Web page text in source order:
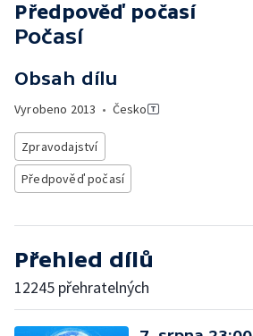
Předpověď počasí
Počasí
Obsah dílu
Vyrobeno 2013 • Česko
Zpravodajství
Předpověď počasí
Přehled dílů
12245 přehratelných